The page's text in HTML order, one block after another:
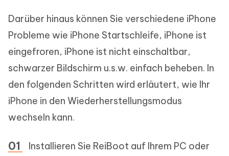
Darüber hinaus können Sie verschiedene iPhone
Probleme wie iPhone Startschleife, iPhone ist
eingefroren, iPhone ist nicht einschaltbar,
schwarzer Bildschirm u.s.w. einfach beheben. In
den folgenden Schritten wird erläutert, wie Ihr
iPhone in den Wiederherstellungsmodus
wechseln kann.
Installieren Sie ReiBoot auf Ihrem PC oder